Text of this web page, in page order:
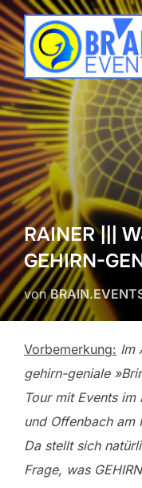
Zum
Inhalt
springen
RAINER |||
GEHIRN-
von
Vorbemerkung: Im
gehirn-geniale
Tour mit Events im
und Offenbach am
Da stellt sich
Frage, was